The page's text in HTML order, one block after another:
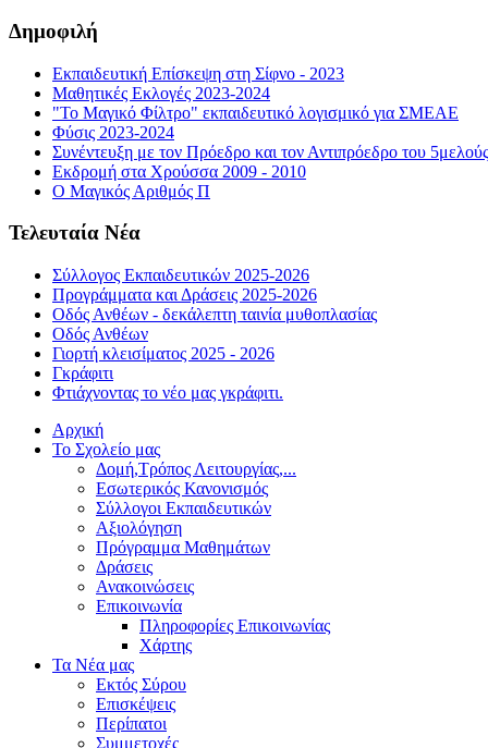
Δημοφιλή
Εκπαιδευτική Επίσκεψη στη Σίφνο - 2023
Μαθητικές Εκλογές 2023-2024
"Το Μαγικό Φίλτρο" εκπαιδευτικό λογισμικό για ΣΜΕΑΕ
Φύσις 2023-2024
Συνέντευξη με τον Πρόεδρο και τον Αντιπρόεδρο του 5μελούς
Εκδρομή στα Χρούσσα 2009 - 2010
Ο Μαγικός Αριθμός Π
Τελευταία Νέα
Σύλλογος Εκπαιδευτικών 2025-2026
Προγράμματα και Δράσεις 2025-2026
Οδός Ανθέων - δεκάλεπτη ταινία μυθοπλασίας
Οδός Ανθέων
Γιορτή κλεισίματος 2025 - 2026
Γκράφιτι
Φτιάχνοντας το νέο μας γκράφιτι.
Αρχική
Το Σχολείο μας
Δομή,Τρόπος Λειτουργίας,...
Εσωτερικός Κανονισμός
Σύλλογοι Εκπαιδευτικών
Αξιολόγηση
Πρόγραμμα Μαθημάτων
Δράσεις
Ανακοινώσεις
Επικοινωνία
Πληροφορίες Επικοινωνίας
Χάρτης
Τα Νέα μας
Εκτός Σύρου
Επισκέψεις
Περίπατοι
Συμμετοχές